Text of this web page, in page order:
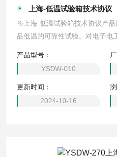
上海-低温试验箱技术协议
※上海-低温试验箱技术协议产
品低温的可靠性试验。对电子电
温循环变化的情况下，检验其各
温度控制范围
产品型号：
YSDW-010
更新时间：
2024-10-16